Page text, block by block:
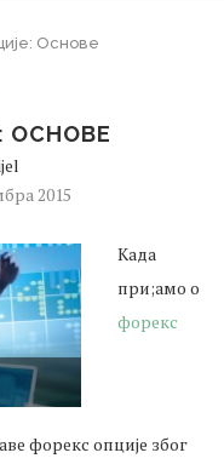
Основе
ОСНОВЕ
2015
Када
при;амо о
форекс
форекс опције због